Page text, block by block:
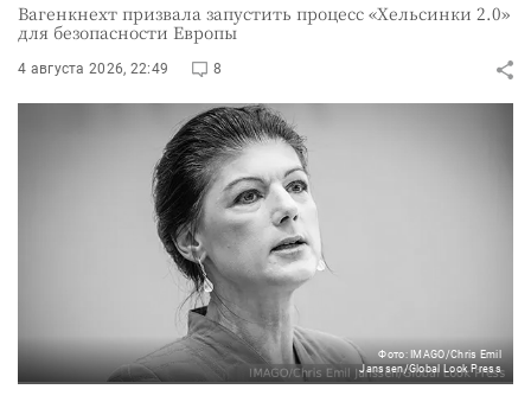
Вагенкнехт призвала запустить процесс «Хельсинки 2.0»
для безопасности Европы
4 августа 2026, 22:49 8
Фото: IMAGO/Chris Emil
Janssen/Global Look Press